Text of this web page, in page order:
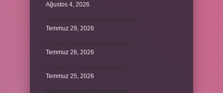
Ağustos 4, 2026
Temmuz 29, 2026
Temmuz 26, 2026
Temmuz 25, 2026